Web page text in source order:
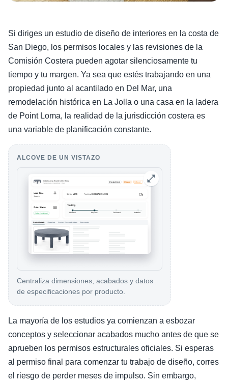
Si diriges un estudio de diseño de interiores en la costa de
San Diego, los permisos locales y las revisiones de la
Comisión Costera pueden agotar silenciosamente tu
tiempo y tu margen. Ya sea que estés trabajando en una
propiedad junto al acantilado en Del Mar, una
remodelación histórica en La Jolla o una casa en la ladera
de Point Loma, la realidad de la jurisdicción costera es
una variable de planificación constante.
ALCOVE DE UN VISTAZO
Centraliza dimensiones, acabados y datos
de especificaciones por producto.
La mayoría de los estudios ya comienzan a esbozar
conceptos y seleccionar acabados mucho antes de que se
aprueben los permisos estructurales oficiales. Si esperas
al permiso final para comenzar tu trabajo de diseño, corres
el riesgo de perder meses de impulso. Sin embargo,